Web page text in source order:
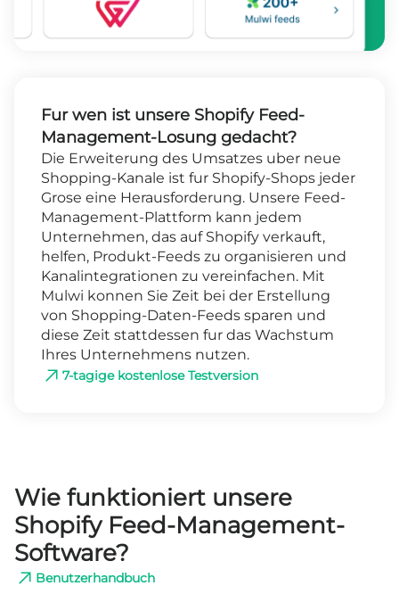
Fur wen ist unsere Shopify Feed-
Management-Losung gedacht?
Die Erweiterung des Umsatzes uber neue
Shopping-Kanale ist fur Shopify-Shops jeder
Grose eine Herausforderung. Unsere Feed-
Management-Plattform kann jedem
Unternehmen, das auf Shopify verkauft,
helfen, Produkt-Feeds zu organisieren und
Kanalintegrationen zu vereinfachen. Mit
Mulwi konnen Sie Zeit bei der Erstellung
von Shopping-Daten-Feeds sparen und
diese Zeit stattdessen fur das Wachstum
Ihres Unternehmens nutzen.
7-tagige kostenlose Testversion
Wie funktioniert unsere
Shopify Feed-Management-
Software?
Benutzerhandbuch